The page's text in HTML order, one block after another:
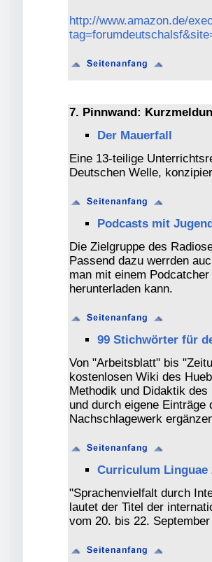
http://www.amazon.de/
7. Pinnwand:
Der Mauerfall
Eine 13-teilige
Deutschen Welle,
Podcasts mit
Die Zielgruppe des
Passend dazu werrden
man mit einem
herunterladen kann.
99 Stichwörter für
Von "Arbeitsblatt" bis
kostenlosen Wiki des
Methodik und Didaktik
und durch eigene
Nachschlagewerk
Curriculum Linguae
"Sprachenvielfalt durch
lautet der Titel der
vom 20. bis 22.